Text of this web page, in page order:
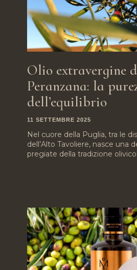
Olio extravergine
Peranzana: la
dell’equilibrio
11 SETTEMBRE 2025
Nel cuore della Puglia, tra le
dell’Alto Tavoliere, nasce una
pregiate della tradizione